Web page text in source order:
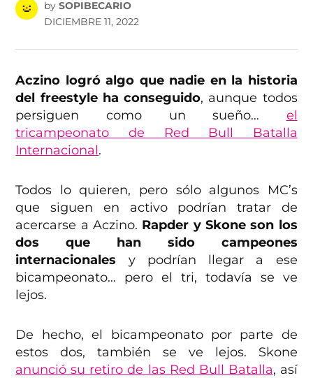
by SOPIBECARIO
DICIEMBRE 11, 2022
Aczino logró algo que nadie en la historia
del freestyle ha conseguido, aunque todos
persiguen como un sueño… el
tricampeonato de Red Bull Batalla
Internacional.
Todos lo quieren, pero sólo algunos MC’s
que siguen en activo podrían tratar de
acercarse a Aczino. Rapder y Skone son los
dos que han sido campeones
internacionales y podrían llegar a ese
bicampeonato… pero el tri, todavía se ve
lejos.
De hecho, el bicampeonato por parte de
estos dos, también se ve lejos. Skone
anunció su retiro de las Red Bull Batalla, así